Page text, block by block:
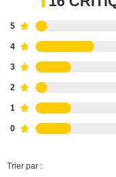
5
4
3
2
1
0
Trier par :